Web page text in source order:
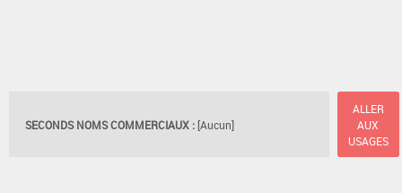
SECONDS NOMS COMMERCIAUX : [Aucun]
ALLER
AUX
USAGES